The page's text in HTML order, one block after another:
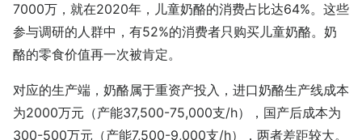
7000万，就在2020年，儿童奶酪的消费占比达64%。这些
参与调研的人群中，有52%的消费者只购买儿童奶酪。奶
酪的零食价值再一次被肯定。
对应的生产端，奶酪属于重资产投入，进口奶酪生产线成本
为2000万元（产能37,500-75,000支/h），国产后成本为
300-500万元（产能7,500-9,000支/h），两者差距较大。